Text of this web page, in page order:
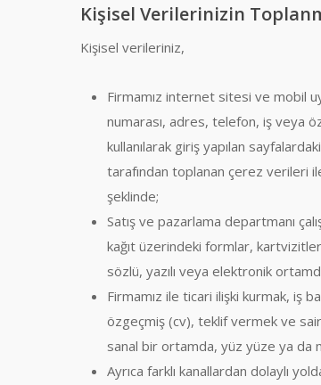
Kişisel Verilerinizin
Kişisel verileriniz,
Firmamız internet sitesi ve mobil
numarası, adres, telefon, iş veya
kullanılarak giriş yapılan
tarafından toplanan çerez verileri
şeklinde;
Satış ve pazarlama departmanı
kağıt üzerindeki formlar,
sözlü, yazılı veya elektronik
Firmamız ile ticari ilişki kurmak, iş
özgeçmiş (cv), teklif vermek ve
sanal bir ortamda, yüz yüze ya da
Ayrıca farklı kanallardan dolaylı